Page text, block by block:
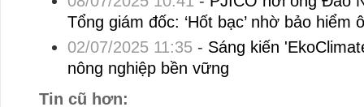
Tổng giám đốc: ‘Hốt bạc’ nhờ bảo hiểm
02/07/2025 11:35- Sáng kiến
nông nghiệp bền vững
Tin cũ hơn: